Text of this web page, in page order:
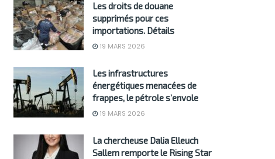
Les droits de douane
supprimés pour ces
importations. Détails
19 MARS 2026
Les infrastructures
énergétiques menacées de
frappes, le pétrole s’envole
19 MARS 2026
La chercheuse Dalia Elleuch
Sallem remporte le Rising Star